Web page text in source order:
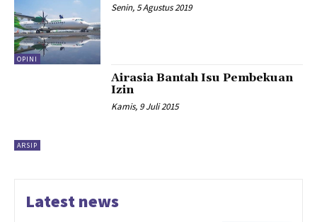
OPINI
Senin, 5 Agustus 2019
ARSIP
Airasia Bantah Isu Pembekuan
Izin
Kamis, 9 Juli 2015
Latest news